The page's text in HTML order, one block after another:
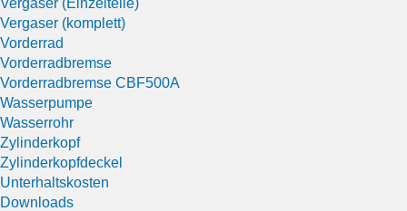
Vergaser (komplett)
Vorderrad
Vorderradbremse
Vorderradbremse CBF500A
Wasserpumpe
Wasserrohr
Zylinderkopf
Zylinderkopfdeckel
Unterhaltskosten
Downloads